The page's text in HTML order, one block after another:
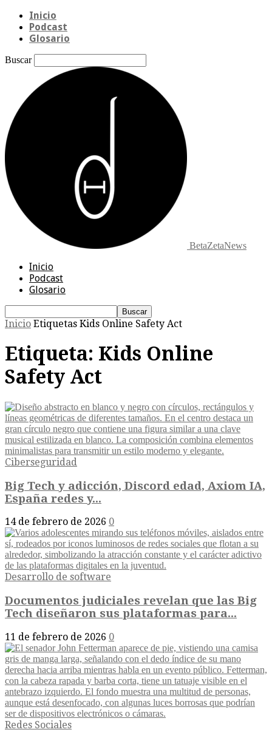
Inicio
Podcast
Glosario
Buscar
BetaZetaNews
Inicio
Podcast
Glosario
Inicio Etiquetas Kids Online Safety Act
Etiqueta: Kids Online
Safety Act
Ciberseguridad
Big Tech y adicción, Discord edad, Axiom IA,
España redes y...
14 de febrero de 2026 0
Desarrollo de software
Documentos judiciales revelan que las Big
Tech diseñaron sus plataformas para...
11 de febrero de 2026 0
Redes Sociales